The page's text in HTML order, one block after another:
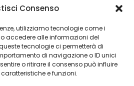
Consenso
utilizziamo tecnologie come i
accedere alle informazioni del
tecnologie ci permetterà di
di navigazione o ID unici
o ritirare il consenso può influire
e funzioni.